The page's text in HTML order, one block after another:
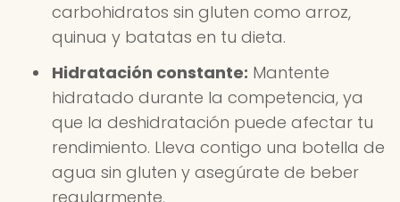
carbohidratos sin gluten como arroz,
quinua y batatas en tu dieta.
Hidratación constante: Mantente
hidratado durante la competencia, ya
que la deshidratación puede afectar tu
rendimiento. Lleva contigo una botella de
agua sin gluten y asegúrate de beber
regularmente.